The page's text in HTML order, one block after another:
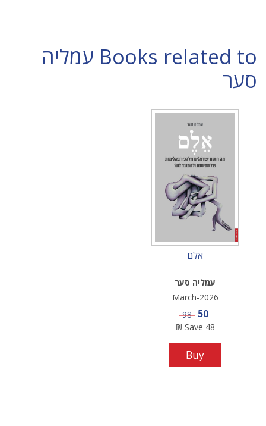
Books related to עמליה
סער
אלם
עמליה סער
March-2026
Sale price
50
Price
98
Save 48
₪
Buy